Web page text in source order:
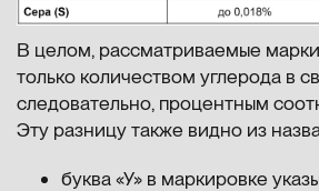
В целом, рассматриваемые
только количеством углерода в
следовательно, процентным
Эту разницу также видно из
буква «У» в маркировке